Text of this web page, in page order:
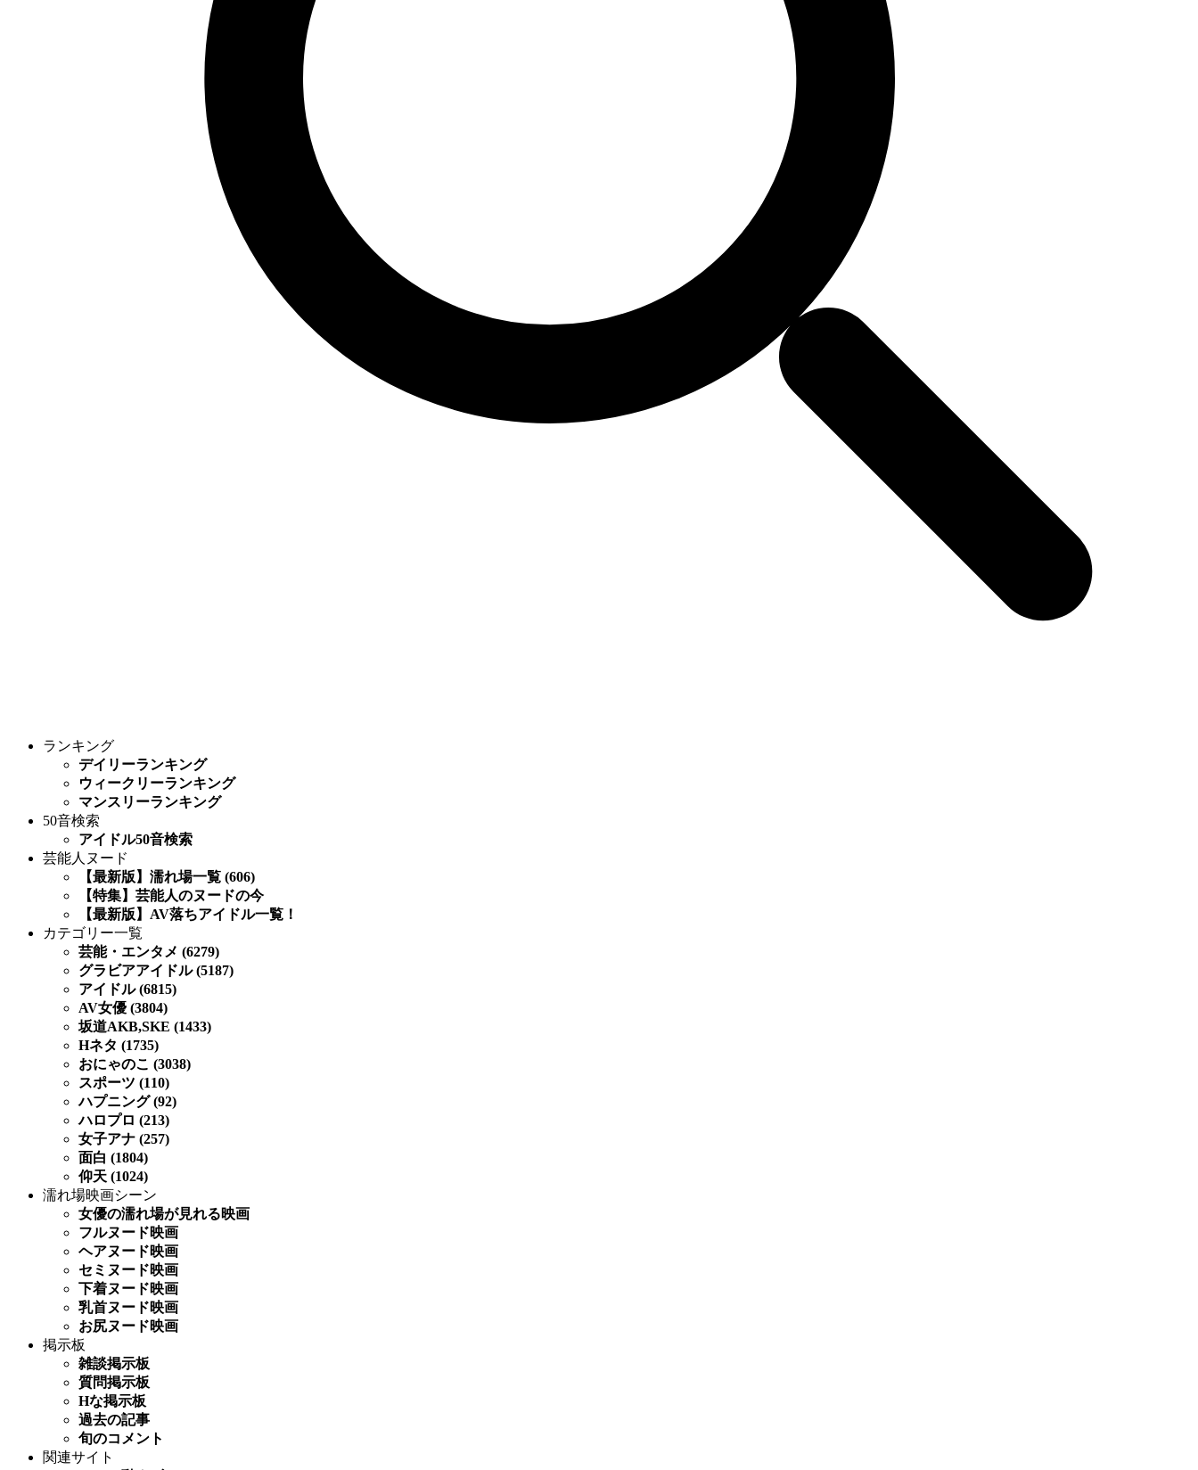
ランキング
デイリーランキング
ウィークリーランキング
マンスリーランキング
50音検索
アイドル50音検索
芸能人ヌード
【最新版】濡れ場一覧 (606)
【特集】芸能人のヌードの今
【最新版】AV落ちアイドル一覧！
カテゴリー一覧
芸能・エンタメ (6279)
グラビアアイドル (5187)
アイドル (6815)
AV女優 (3804)
坂道AKB,SKE (1433)
Hネタ (1735)
おにゃのこ (3038)
スポーツ (110)
ハプニング (92)
ハロプロ (213)
女子アナ (257)
面白 (1804)
仰天 (1024)
濡れ場映画シーン
女優の濡れ場が見れる映画
フルヌード映画
ヘアヌード映画
セミヌード映画
下着ヌード映画
乳首ヌード映画
お尻ヌード映画
掲示板
雑談掲示板
質問掲示板
Hな掲示板
過去の記事
旬のコメント
関連サイト